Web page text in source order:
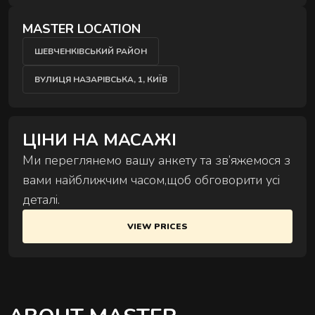
MASTER LOCATION
ШЕВЧЕНКІВСЬКИЙ РАЙОН
ВУЛИЦЯ НАЗАРІВСЬКА, 1, КИЇВ
ЦІНИ НА МАСАЖІ
Ми переглянемо вашу анкету та зв’яжемося з
вами найближчим часом,щоб обговорити усі
деталі.
VIEW PRICES
inner balance.
BODY SCULPTING RITUALS
Manual techniques that reduce puffiness, release